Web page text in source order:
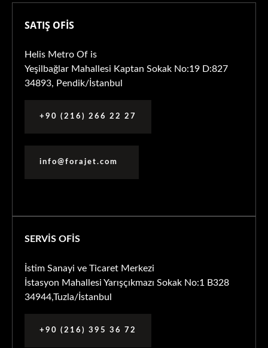
SATIŞ OFİS
Helis Metro Of is
Yeşilbağlar Mahallesi Kaptan Sokak No:19 D:827
34893, Pendik/İstanbul
+90 (216) 266 22 27
info@forajet.com
SERVİS OFİS
İstim Sanayi ve Ticaret Merkezi
İstasyon Mahallesi Yarışçıkmazı Sokak No:1 B328
34944,Tuzla/İstanbul
+90 (216) 395 36 72